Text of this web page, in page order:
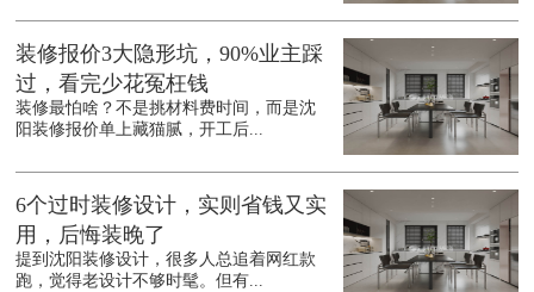
装修报价3大隐形坑，90%业主踩
过，看完少花冤枉钱
装修最怕啥？不是挑材料费时间，而是沈
阳装修报价单上藏猫腻，开工后...
6个过时装修设计，实则省钱又实
用，后悔装晚了
提到沈阳装修设计，很多人总追着网红款
跑，觉得老设计不够时髦。但有...